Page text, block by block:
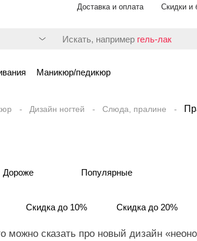
Доставка и оплата Скидки и
Искать, например гель-лак
Маникюр/педикюр
Дизайн ногтей Слюда, пралине
Дороже Популярные
Скидка до 10% Скидка до 20%
можно сказать про новый дизайн